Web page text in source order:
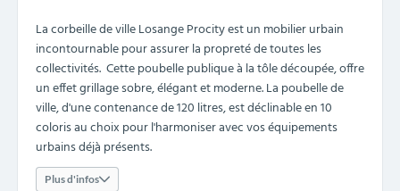
La corbeille de ville Losange Procity est un mobilier urbain
incontournable pour assurer la propreté de toutes les
collectivités. Cette poubelle publique à la tôle découpée, offre
un effet grillage sobre, élégant et moderne. La poubelle de
ville, d'une contenance de 120 litres, est déclinable en 10
coloris au choix pour l'harmoniser avec vos équipements
urbains déjà présents.
Plus d'infos